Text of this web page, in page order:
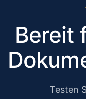
Bereit
Testen